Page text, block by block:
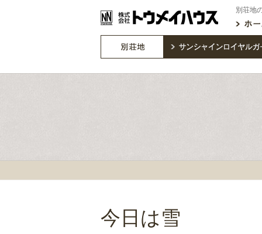
別荘地
今日は雪